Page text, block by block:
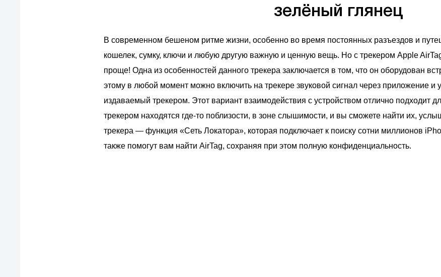
зелёный глянец
В современном бешеном ритме жизни, особенно во время постоянных разъездов и
кошелек, сумку, ключи и любую другую важную и ценную вещь. Но с трекером Apple
проще! Одна из особенностей данного трекера заключается в том, что он оборудован
этому в любой момент можно включить на трекере звуковой сигнал через приложение и
издаваемый трекером. Этот вариант взаимодействия с устройством отлично подходит
трекером находятся где-то поблизости, в зоне слышимости, и вы сможете найти их,
трекера — функция «Сеть Локатора», которая подключает к поиску сотни миллионов
также помогут вам найти AirTag, сохраняя при этом полную конфиденциальность.